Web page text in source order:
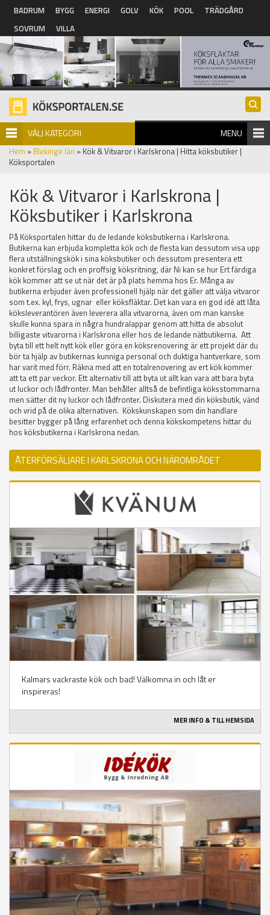
Hoppa till huvudinnehåll
BADRUM BYGG ENERGI GOLV KÖK POOL
TRÄDGÅRD
SOVRUM
VILLA
VÄLJ KATEGORI MENU
Hem » Blekinge län » Kök & Vitvaror i Karlskrona | Hitta köksbutiker |
Köksportalen
Kök & Vitvaror i Karlskrona |
Köksbutiker i Karlskrona
På Köksportalen hittar du de ledande köksbutikerna i Karlskrona.
Butikerna kan erbjuda kompletta kök och de flesta kan dessutom visa upp
flera utställningskök i sina köksbutiker och dessutom presentera ett
konkret förslag och en proffsig köksritning, där Ni kan se hur Ert färdiga
kök kommer att se ut när det är på plats hemma hos Er. Många av
butikerna erbjuder även professionell hjälp när det gäller att välja vitvaror
som t.ex. kyl, frys, ugnar eller köksfläktar. Det kan vara en god idé att låta
köksleverantören även leverera alla vitvarorna, även om man kanske
skulle kunna spara in några hundralappar genom att hitta de absolut
billigaste vitvarorna i Karlskrona eller hos de ledande nätbutikerna. Att
byta till ett helt nytt kök eller göra en köksrenovering är ett projekt där du
bör ta hjälp av butikernas kunniga personal och duktiga hantverkare, som
har varit med förr. Räkna med att en totalrenovering av ert kök kommer
att ta ett par veckor. Ett alternativ till att byta ut allt kan vara att bara byta
ut luckor och lådfronter. Man behåller alltså de befintliga köksstommarna
men sätter dit ny luckor och lådfronter. Diskutera med din köksbutik, vänd
och vrid på de olika alternativen. Kökskunskapen som din handlare
besitter bygger på lång erfarenhet och denna kökskompetens hittar du
hos köksbutikerna i Karlskrona nedan.
ÅTERFÖRSÄLJARE I KARLSKRONA OCH NÄROMRÅDET
Kalmars vackraste kök och bad! Välkomna in och låt er
inspireras!
MER INFO & TILL HEMSIDA